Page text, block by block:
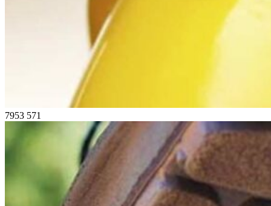
7953 571